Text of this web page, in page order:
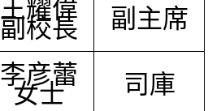
王耀偉
副校長 副主席
李彦蕾
女士 司庫